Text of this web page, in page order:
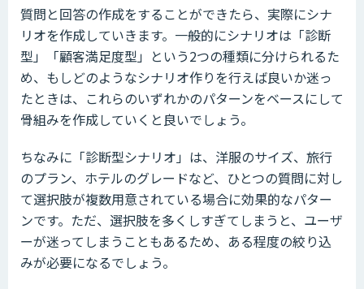
質問と回答の作成をすることができたら、実際にシナ
リオを作成していきます。一般的にシナリオは「診断
型」「顧客満足度型」という2つの種類に分けられるた
め、もしどのようなシナリオ作りを行えば良いか迷っ
たときは、これらのいずれかのパターンをベースにして
骨組みを作成していくと良いでしょう。
ちなみに「診断型シナリオ」は、洋服のサイズ、旅行
のプラン、ホテルのグレードなど、ひとつの質問に対し
て選択肢が複数用意されている場合に効果的なパター
ンです。ただ、選択肢を多くしすぎてしまうと、ユーザ
ーが迷ってしまうこともあるため、ある程度の絞り込
みが必要になるでしょう。